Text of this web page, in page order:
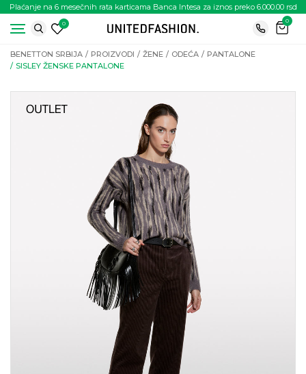
Plaćanje na 6 mesečnih rata karticama Banca Intesa za iznos preko 6.000.00 rsd
0
0
BENETTON SRBIJA PROIZVODI ŽENE ODEĆA
PANTALONE
SISLEY ŽENSKE PANTALONE